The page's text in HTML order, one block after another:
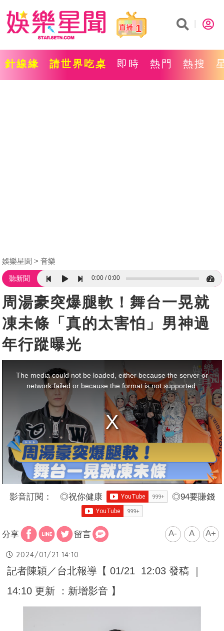
1
針線緣 請世界吃桌 即時 熱門 熱搜
娛樂星聞 音樂
聽新聞 0:00 0:00
周湯豪突爆腿軟！舞台一晃就
凍未條「真的太害怕」男神過
年行蹤曝光
The media could not be loaded, either because the server or
network failed or because the format is not supported.
影音訂閱： ◎祝你健康 ◎94要賺錢
分享 留言 A- A A+
2024/01/21 14:10
記者陳穎／台北報導【 01/21 12:03 發稿 ｜
14:10 更新 ：新增影音 】